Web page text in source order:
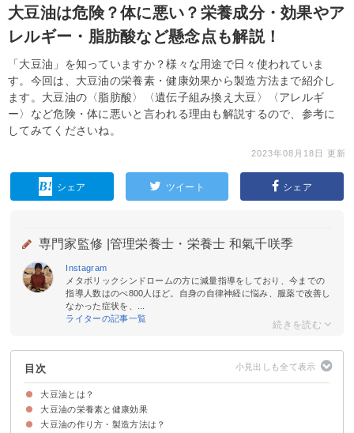
大豆油は危険？体に悪い？栄養成分・効果やア
レルギー・脂肪酸など懸念点も解説！
「大豆油」を知っていますか？様々な用途で日々使われていま
す。今回は、大豆油の栄養素・健康効果から製造方法まで紹介し
ます。大豆油の〈脂肪酸〉〈遺伝子組み換え大豆〉〈アレルギ
ー〉など危険・体に悪いと言われる理由も解説するので、参考に
してみてくださいね。
2023年08月18日 更新
シェア ツイート シェア
専門家監修 | 管理栄養士・栄養士 和氣千咲季
Instagram
メタボリックシンドロームの方に減量指導をしており、今までの
指導人数はのべ800人ほど。自身の自律神経に悩み、服薬で改善し
なかった症状を、...
ライターの記事一覧
目次
大豆油とは？
大豆油の用途
大豆油のカロリーや糖質・脂質量
大豆油の栄養素と健康効果
①リノール酸
②大豆レシチン
③オレイン酸
④パルミチン酸
⑤ビタミンE
大豆油の作り方・製造方法は？